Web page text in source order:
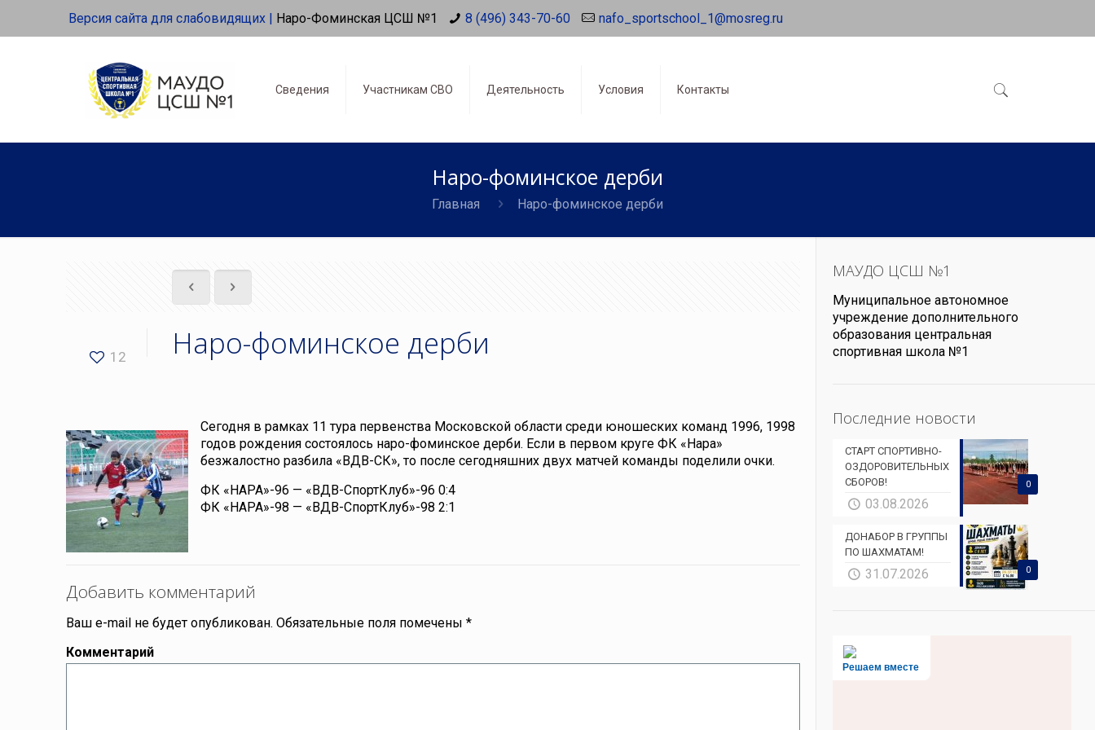
Версия сайта для слабовидящих | Наро-Фоминская ЦСШ №1 8 (496) 343-70-60 nafo_sportschool_1@mosreg.ru
Сведения Участникам СВО Деятельность Условия Контакты
Наро-фоминское дерби
Главная Наро-фоминское дерби
12 Наро-фоминское дерби
Сегодня в рамках 11 тура первенства Московской области среди юношеских команд 1996, 1998
годов рождения состоялось наро-фоминское дерби. Если в первом круге ФК «Нара»
безжалостно разбила «ВДВ-СК», то после сегодняшних двух матчей команды поделили очки.
ФК «НАРА»-96 — «ВДВ-СпортКлуб»-96 0:4
ФК «НАРА»-98 — «ВДВ-СпортКлуб»-98 2:1
Добавить комментарий
Ваш e-mail не будет опубликован. Обязательные поля помечены*
Комментарий
МАУДО ЦСШ №1
Муниципальное автономное
учреждение дополнительного
образования центральная
спортивная школа №1
Последние новости
0
СТАРТ СПОРТИВНО-
ОЗДОРОВИТЕЛЬНЫХ
СБОРОВ!
03.08.2026
0
ДОНАБОР В ГРУППЫ
ПО ШАХМАТАМ!
31.07.2026
Решаем вместе